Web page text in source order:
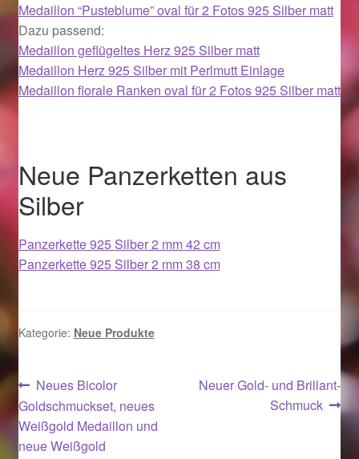
Halloween Schmuck online kaufen 2017
Halloween Schmuck online kaufen 2018
Karneval 2015 – Schmuck zu Fasching & Co.
Karneval 2019 – Schmuck zu Fasching & Co.
Kasse
Liefer- und Versandkosten
Magisches und Festliches zu Halloween
Medaillon “Pusteblume” oval für 2 Fotos 925 Silber matt
Dazu passend:
Medaillon geflügeltes Herz 925 Silber matt
Medaillon Herz 925 Silber mit Perlmutt Einlage
Medaillon florale Ranken oval für 2 Fotos 925 Silber matt
Neue Panzerketten aus
Silber
Panzerkette 925 Silber 2 mm 42 cm
Panzerkette 925 Silber 2 mm 38 cm
Kategorie: Neue Produkte
Beitragsnavigation
Vorheriger
Beitrag:
Neues Bicolor
Goldschmuckset, neues
Weißgold Medaillon und
neue Weißgold
Nächster
Neuer Gold- und Brillant-
Schmuck